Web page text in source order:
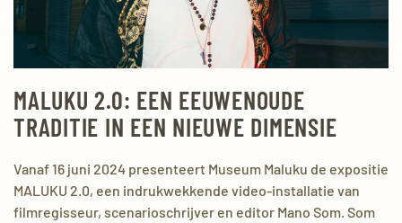
MALUKU 2.0: EEN EEUWENOUDE
TRADITIE IN EEN NIEUWE DIMENSIE
Vanaf 16 juni 2024 presenteert Museum Maluku de expositie
MALUKU 2.0, een indrukwekkende video-installatie van
filmregisseur, scenarioschrijver en editor Mano Som. Som